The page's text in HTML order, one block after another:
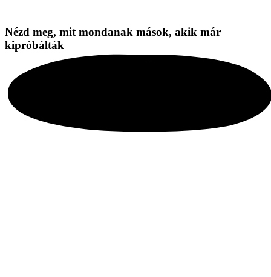
Nézd meg, mit mondanak mások, akik már
kipróbálták